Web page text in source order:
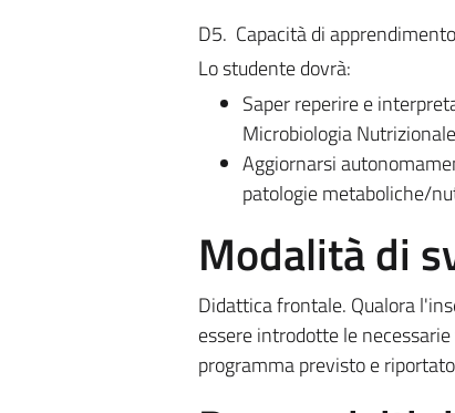
D5. Capacità di
Lo studente dovrà:
Saper reperire e
Microbiologia
Aggiornarsi
patologie metaboliche/
Modalità di
Didattica frontale. Qualora
essere introdotte le
programma previsto e